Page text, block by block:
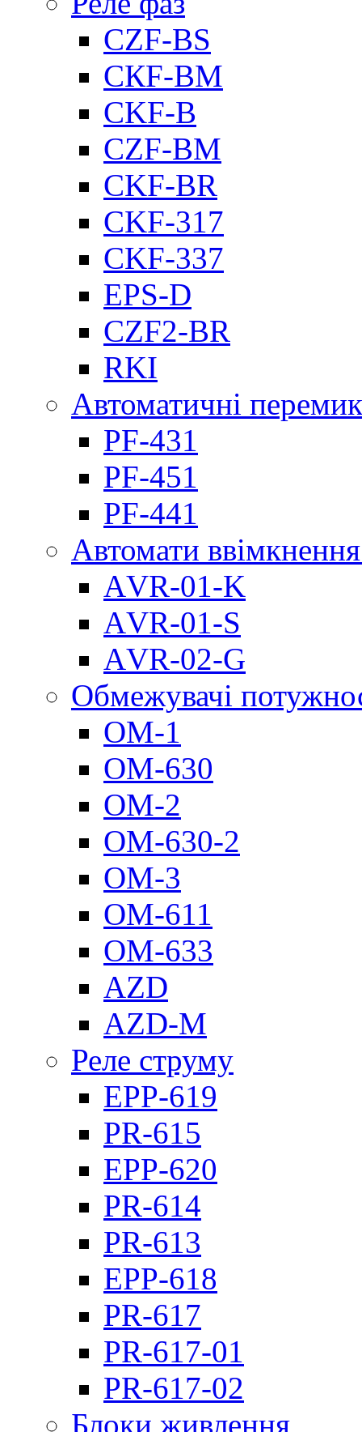
CZF-BS
CКF-BM
CKF-B
CZF-BM
CKF-BR
CKF-317
CKF-337
EPS-D
CZF2-BR
RKI
Автоматичні
PF-431
PF-451
PF-441
Автомати
АVR-01-K
АVR-01-S
АVR-02-G
Обмежувачі
ОМ-1
ОМ-630
ОМ-2
ОМ-630-2
ОМ-3
ОМ-611
ОМ-633
AZD
AZD-M
Реле струму
EPP-619
PR-615
EPP-620
PR-614
PR-613
EPP-618
PR-617
PR-617-01
PR-617-02
Блоки живлення